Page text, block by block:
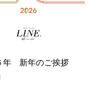
年 新年のご挨拶